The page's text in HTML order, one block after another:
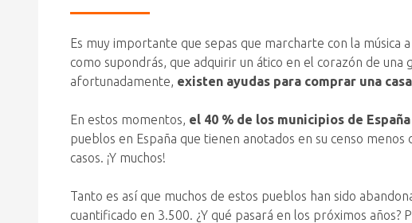
Es muy importante que sepas que marcharte con la música
como supondrás, que adquirir un ático en el corazón de
afortunadamente, existen ayudas para comprar una
En estos momentos, el 40 % de los municipios de
pueblos en España que tienen anotados en su censo
casos. ¡Y muchos!
Tanto es así que muchos de estos pueblos han sido
cuantificado en 3.500. ¿Y qué pasará en los próximos años?